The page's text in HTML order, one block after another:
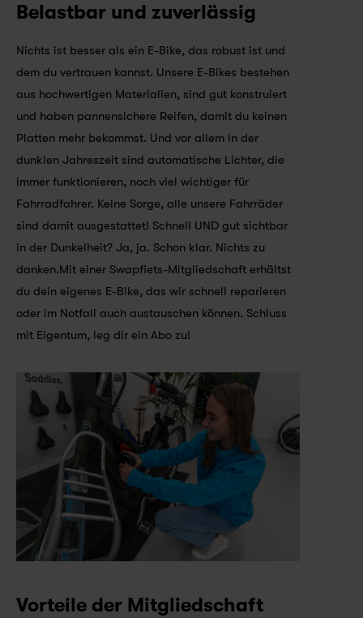
Belastbar und zuverlässig
Nichts ist besser als ein E-Bike, das robust ist und
dem du vertrauen kannst. Unsere E-Bikes bestehen
aus hochwertigen Materialien, sind gut konstruiert
und haben pannensichere Reifen, damit du keinen
Platten mehr bekommst. Und vor allem in der
dunklen Jahreszeit sind automatische Lichter, die
immer funktionieren, noch viel wichtiger für
Fahrradfahrer. Keine Sorge, alle unsere Fahrräder
sind damit ausgestattet! Schnell UND gut sichtbar
in der Dunkelheit? Ja, ja. Schon klar. Nichts zu
danken.Mit einer Swapfiets-Mitgliedschaft erhältst
du dein eigenes E-Bike, das wir schnell reparieren
oder im Notfall auch austauschen können. Schluss
mit Eigentum, leg dir ein Abo zu!
Vorteile der Mitgliedschaft